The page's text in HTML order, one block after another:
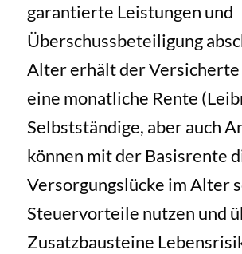
garantierte Leistungen und
Überschussbeteiligung
Alter erhält der Versicherte
eine monatliche Rente
Selbstständige, aber auch
können mit der Basisrente
Versorgungslücke im Alter
Steuervorteile nutzen und
Zusatzbausteine